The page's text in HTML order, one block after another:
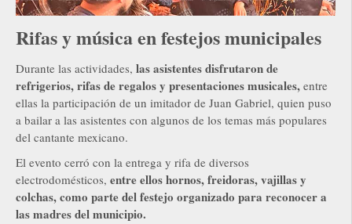
Rifas y música en festejos municipales
Durante las actividades, las asistentes disfrutaron de
refrigerios, rifas de regalos y presentaciones musicales, entre
ellas la participación de un imitador de Juan Gabriel, quien puso
a bailar a las asistentes con algunos de los temas más populares
del cantante mexicano.
El evento cerró con la entrega y rifa de diversos
electrodomésticos, entre ellos hornos, freidoras, vajillas y
colchas, como parte del festejo organizado para reconocer a
las madres del municipio.